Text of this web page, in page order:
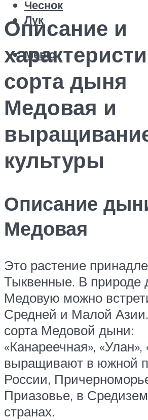
Чеснок
Лук
Меню
Описание и
сорта дыня
Медовая и
культуры
Описание
Медовая
Это растение
Тыквенные. В природе
Медовую можно
Средней и Малой
сорта Медовой дыни:
«Канареечная», «Улан»,
выращивают в южной
России,
Приазовье, в
странах.